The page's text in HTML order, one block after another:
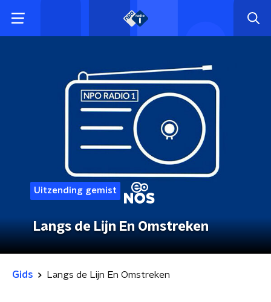
Uitzending gemist
Langs de Lijn En Omstreken
Gids Langs de Lijn En Omstreken